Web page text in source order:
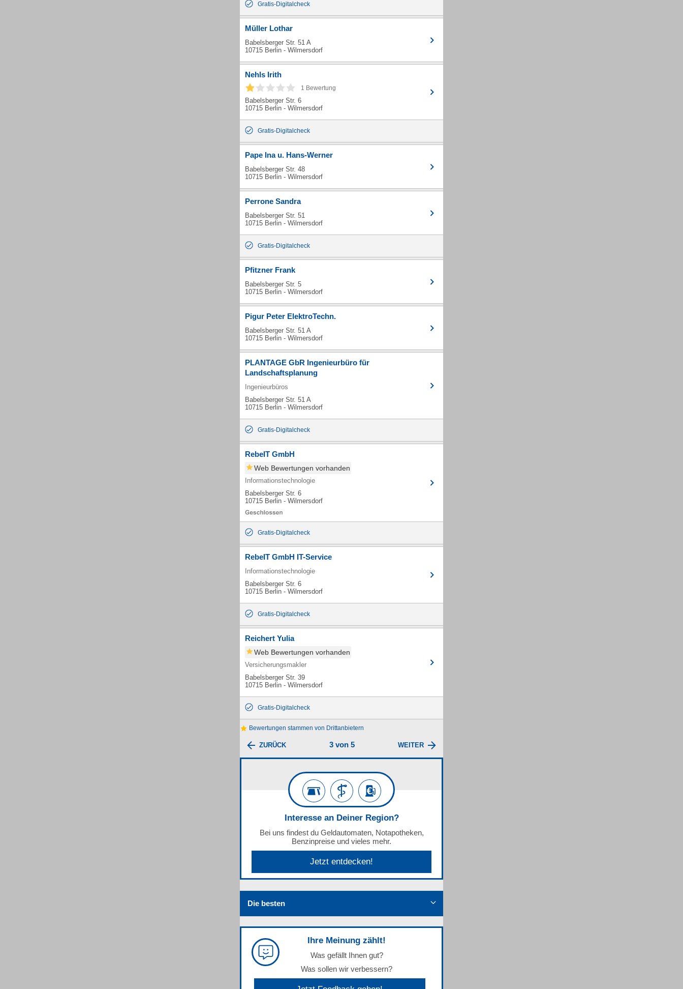
Gratis-Digitalcheck
Müller Lothar
Babelsberger Str. 51 A
10715 Berlin - Wilmersdorf
Nehls Irith
1 Bewertung
Babelsberger Str. 6
10715 Berlin - Wilmersdorf
Gratis-Digitalcheck
Pape Ina u. Hans-Werner
Babelsberger Str. 48
10715 Berlin - Wilmersdorf
Perrone Sandra
Babelsberger Str. 51
10715 Berlin - Wilmersdorf
Gratis-Digitalcheck
Pfitzner Frank
Babelsberger Str. 5
10715 Berlin - Wilmersdorf
Pigur Peter ElektroTechn.
Babelsberger Str. 51 A
10715 Berlin - Wilmersdorf
PLANTAGE GbR Ingenieurbüro für
Landschaftsplanung
Ingenieurbüros
Babelsberger Str. 51 A
10715 Berlin - Wilmersdorf
Gratis-Digitalcheck
RebeIT GmbH
Web Bewertungen vorhanden
Informationstechnologie
Babelsberger Str. 6
10715 Berlin - Wilmersdorf
Gratis-Digitalcheck
RebeIT GmbH IT-Service
Informationstechnologie
Babelsberger Str. 6
10715 Berlin - Wilmersdorf
Gratis-Digitalcheck
Reichert Yulia
Web Bewertungen vorhanden
Versicherungsmakler
Babelsberger Str. 39
10715 Berlin - Wilmersdorf
Gratis-Digitalcheck
Bewertungen stammen von Drittanbietern
ZURÜCK 3 von 5 WEITER
Interesse an Deiner Region?
Bei uns findest du Geldautomaten, Notapotheken,
Benzinpreise und vieles mehr.
Jetzt entdecken!
Die besten
Ihre Meinung zählt!
Was gefällt Ihnen gut?
Was sollen wir verbessern?